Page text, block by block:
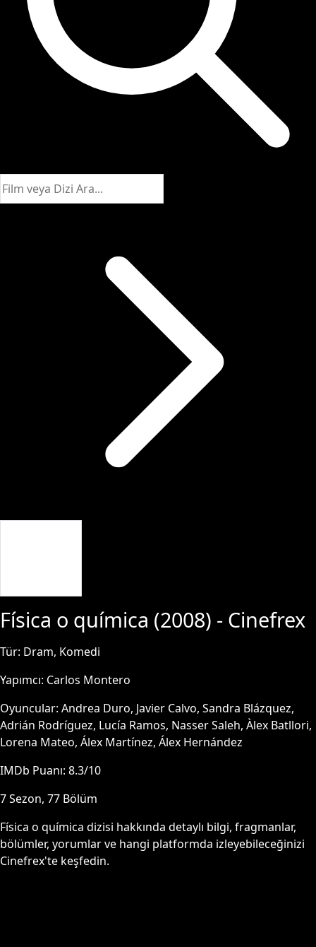
Física o química (2008) - Cinefrex
Tür: Dram, Komedi
Yapımcı: Carlos Montero
Oyuncular: Andrea Duro, Javier Calvo, Sandra Blázquez,
Adrián Rodríguez, Lucía Ramos, Nasser Saleh, Àlex Batllori,
Lorena Mateo, Álex Martínez, Álex Hernández
IMDb Puanı: 8.3/10
7Sezon, 77 Bölüm
Física o química dizisi hakkında detaylı bilgi, fragmanlar,
bölümler, yorumlar ve hangi platformda izleyebileceğinizi
Cinefrex'te keşfedin.